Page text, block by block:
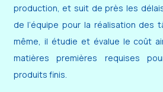
production, et suit de près les
de l’équipe pour la réalisation des
même, il étudie et évalue le coût
matières premières requises
produits finis.